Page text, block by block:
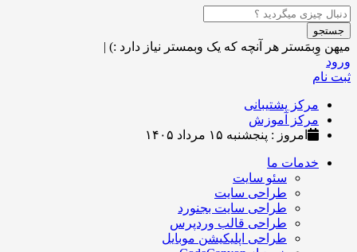
جستجو
میهن وِبمَستر هر آنچه که یک وبمستر نیاز دارد :) |
ورود
ثبت نام
مرکز پشتیبانی
مرکز آموزش
امروز : پنجشنبه ۱۵ مرداد ۱۴۰۵
خدمات ما
سئو سایت
طراحی سایت
طراحی سایت بجنورد
طراحی قالب وردپرس
طراحی اپلیکیشن موبایل